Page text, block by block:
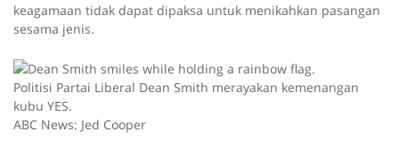
keagamaan tidak dapat dipaksa untuk menikahkan pasangan
sesama jenis.
Politisi Partai Liberal Dean Smith merayakan kemenangan
kubu YES.
ABC News: Jed Cooper